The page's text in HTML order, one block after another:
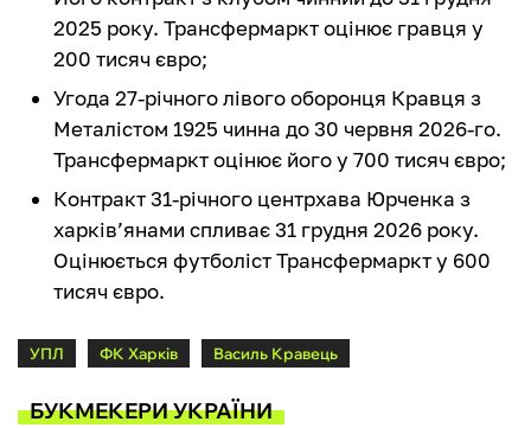
2025 року. Трансфермаркт оцінює гравця у
200 тисяч євро;
Угода 27-річного лівого оборонця Кравця з
Металістом 1925 чинна до 30 червня 2026-го.
Трансфермаркт оцінює його у 700 тисяч євро;
Контракт 31-річного центрхава Юрченка з
харків’янами спливає 31 грудня 2026 року.
Оцінюється футболіст Трансфермаркт у 600
тисяч євро.
УПЛ ФК Харків Василь Кравець
БУКМЕКЕРИ УКРАЇНИ